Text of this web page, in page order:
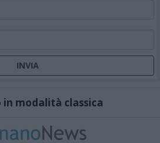
in modalità classica